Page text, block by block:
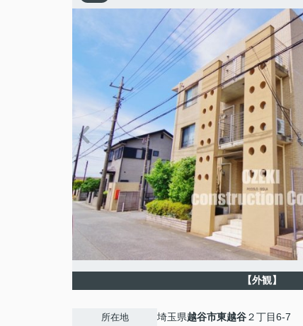
【外観】
所在地 埼玉県越谷市東越谷２丁目6-7